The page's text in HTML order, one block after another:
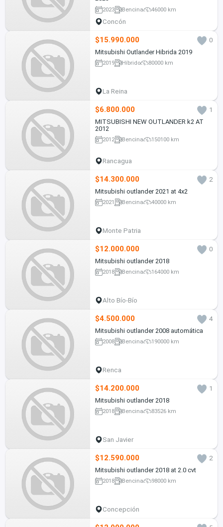
2023 Bencina 46000 km
Concón
$15.990.000
0
Mitsubishi Outlander Hibrida 2019
2019 Híbrido 80000 km
La Reina
$6.800.000
1
MITSUBISHI NEW OUTLANDER k2 AT
2012
2012 Bencina 150100 km
Rancagua
$14.300.000
2
Mitsubishi outlander 2021 at 4x2
2021 Bencina 40000 km
Monte Patria
$12.000.000
0
Mitsubishi outlander 2018
2018 Bencina 164000 km
Alto Bío-Bío
$4.500.000
4
Mitsubishi outlander 2008 automática
2008 Bencina 190000 km
Renca
$14.200.000
1
Mitsubishi outlander 2018
2018 Bencina 83526 km
San Javier
$12.590.000
2
Mitsubishi outlander 2018 at 2.0 cvt
2018 Bencina 98000 km
Concepción